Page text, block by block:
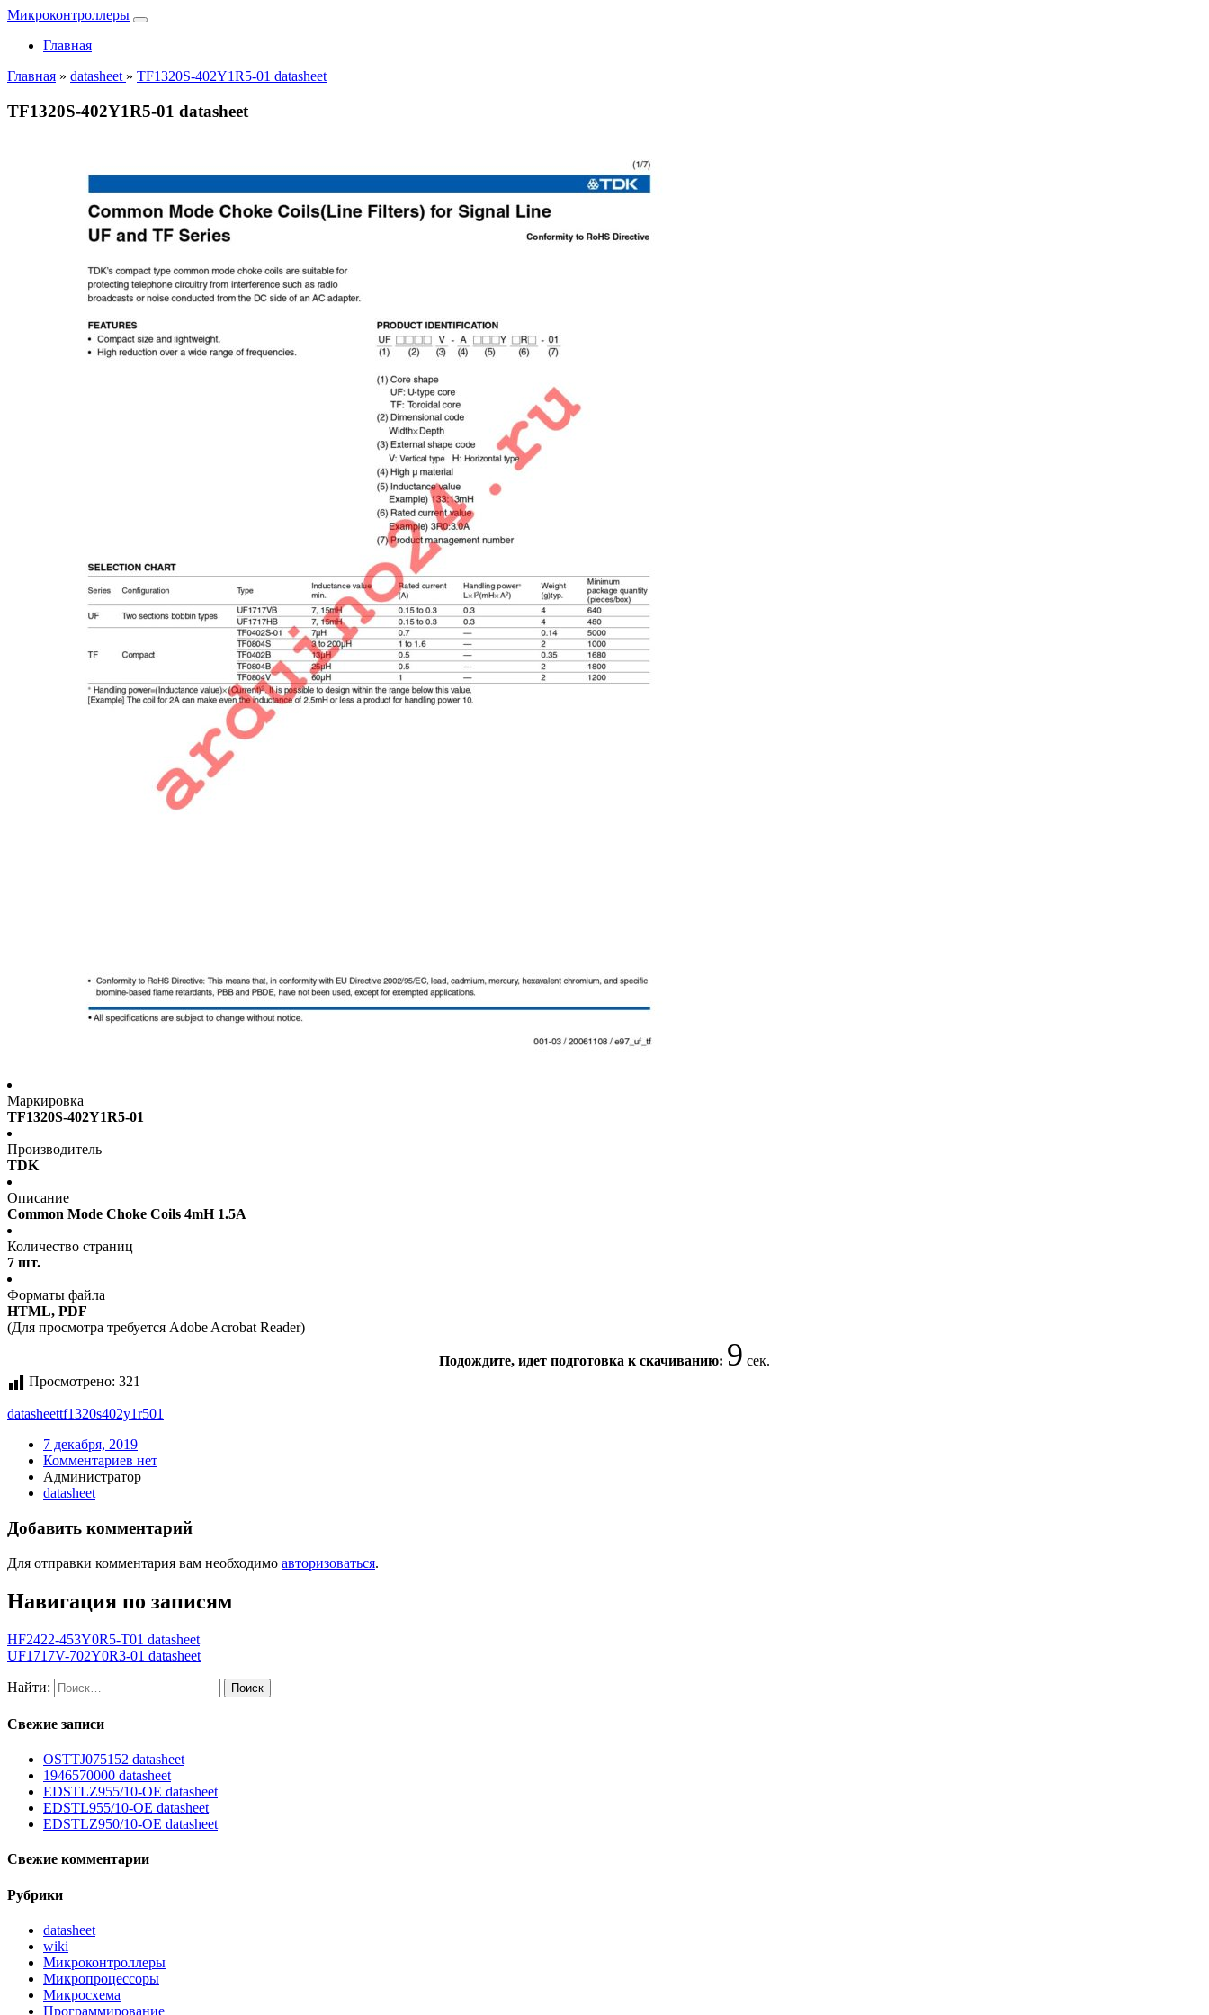
Микроконтроллеры
Главная
Главная » datasheet » TF1320S-402Y1R5-01 datasheet
TF1320S-402Y1R5-01 datasheet
Маркировка
TF1320S-402Y1R5-01
Производитель
TDK
Описание
Common Mode Choke Coils 4mH 1.5A
Количество страниц
7 шт.
Форматы файла
HTML, PDF
(Для просмотра требуется Adobe Acrobat Reader)
Подождите, идет подготовка к скачиванию: 9 сек.
Просмотрено: 321
datasheettf1320s402y1r501
7 декабря, 2019
Комментариев нет
Администратор
datasheet
Добавить комментарий
Для отправки комментария вам необходимо авторизоваться.
Навигация по записям
HF2422-453Y0R5-T01 datasheet
UF1717V-702Y0R3-01 datasheet
Найти:
Свежие записи
OSTTJ075152 datasheet
1946570000 datasheet
EDSTLZ955/10-OE datasheet
EDSTL955/10-OE datasheet
EDSTLZ950/10-OE datasheet
Свежие комментарии
Рубрики
datasheet
wiki
Микроконтроллеры
Микропроцессоры
Микросхема
Программирование